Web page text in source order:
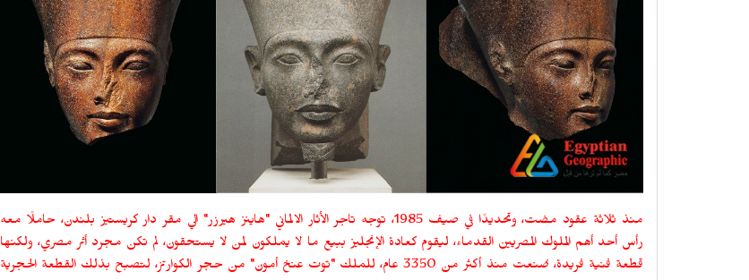
منذ ثلاثة عقود مضت، وتحديدًا في صيف 1985، توجه تاجر الأثار الالماني "هاينز هيرزر" الي مقر دار كريستيز بلندن، حاملًا معه
رأس أحد أهم الملوك المصريين القدماء، ليقوم كعادة الإنجليز ببيع ما لا يملكون لمن لا يستحقون، لم تكن مجرد أثر مصري، ولكنها
قطعة فنية فريدة، صُنعت منذ أكثر من 3350 عام، للملك "توت عنخ أمون" من حجر الكوارتز، لتصبح بذلك القطعة الحجرية